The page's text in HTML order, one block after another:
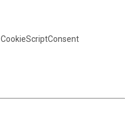
CookieScriptConsent